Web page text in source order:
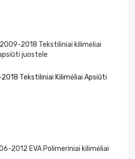
Tekstiliniai Kilimėliai Apsiūti